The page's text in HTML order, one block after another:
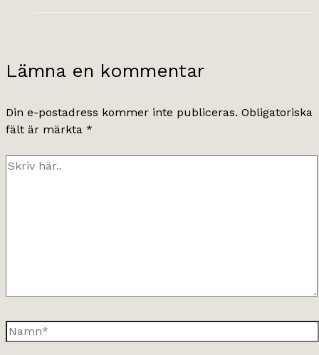
Lämna en kommentar
Din e-postadress kommer inte publiceras. Obligatoriska
fält är märkta *
Skriv
Namn*